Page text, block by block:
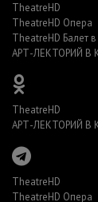
TheatreHD
TheatreHD Опера
TheatreHD Балет
АРТ-ЛЕКТОРИЙ В
TheatreHD
АРТ-ЛЕКТОРИЙ В
TheatreHD
TheatreHD Опера